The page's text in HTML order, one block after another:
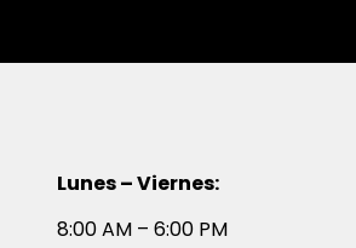
Lunes – Viernes:
8:00 AM – 6:00 PM